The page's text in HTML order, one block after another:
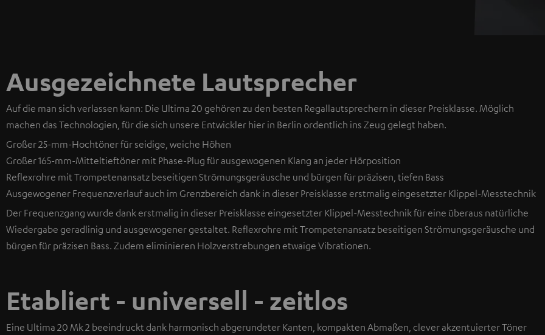
Ausgezeichnete Lautsprecher
Auf die man sich verlassen kann: Die Ultima 20 gehören zu den besten Regallautsprechern in dieser Preisklasse. Möglich
machen das Technologien, für die sich unsere Entwickler hier in Berlin ordentlich ins Zeug gelegt haben.
Großer 25-mm-Hochtöner für seidige, weiche Höhen
Großer 165-mm-Mitteltieftöner mit Phase-Plug für ausgewogenen Klang an jeder Hörposition
Reflexrohre mit Trompetenansatz beseitigen Strömungsgeräusche und bürgen für präzisen, tiefen Bass
Ausgewogener Frequenzverlauf auch im Grenzbereich dank in dieser Preisklasse erstmalig eingesetzter Klippel-Messtechnik
Der Frequenzgang wurde dank erstmalig in dieser Preisklasse eingesetzter Klippel-Messtechnik für eine überaus natürliche
Wiedergabe geradlinig und ausgewogener gestaltet. Reflexrohre mit Trompetenansatz beseitigen Strömungsgeräusche und
bürgen für präzisen Bass. Zudem eliminieren Holzverstrebungen etwaige Vibrationen.
Etabliert - universell - zeitlos
Eine Ultima 20 Mk 2 beeindruckt dank harmonisch abgerundeter Kanten, kompakten Abmaßen, clever akzentuierter Töner